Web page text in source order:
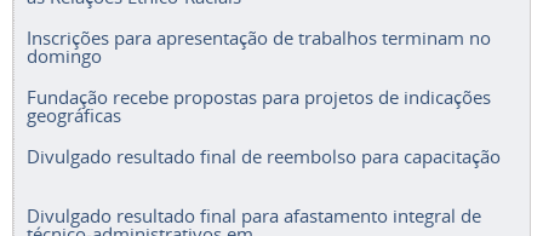
Inscrições para apresentação de trabalhos terminam no
domingo
Fundação recebe propostas para projetos de indicações
geográficas
Divulgado resultado final de reembolso para capacitação
Divulgado resultado final para afastamento integral de